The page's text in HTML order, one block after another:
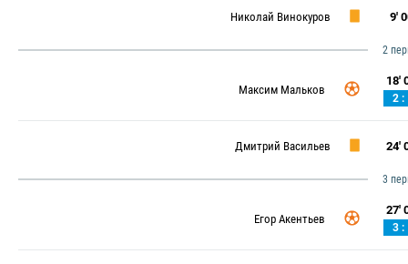
Николай Винокуров 9'
2
Максим Мальков
18'
2 :
Дмитрий Васильев 24'
3
Егор Акентьев
27'
3 :